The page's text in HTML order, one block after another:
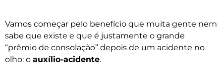
Vamos começar pelo benefício que muita gente nem
sabe que existe e que é justamente o grande
“prêmio de consolação” depois de um acidente no
olho: o auxílio-acidente.